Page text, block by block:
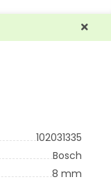
102031335
Bosch
8 mm